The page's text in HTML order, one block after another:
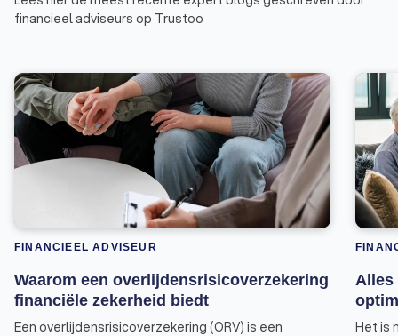
financieel adviseurs op Trustoo
FINANCIEEL ADVISEUR
Waarom een overlijdensrisicoverzekering
financiële zekerheid biedt
Een overlijdensrisicoverzekering (ORV) is een
Alles
Het is